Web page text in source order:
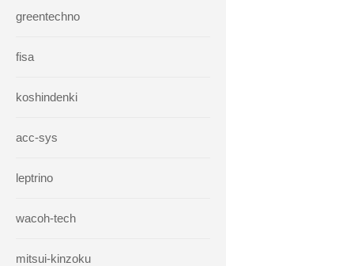
greentechno
fisa
koshindenki
acc-sys
leptrino
wacoh-tech
mitsui-kinzoku